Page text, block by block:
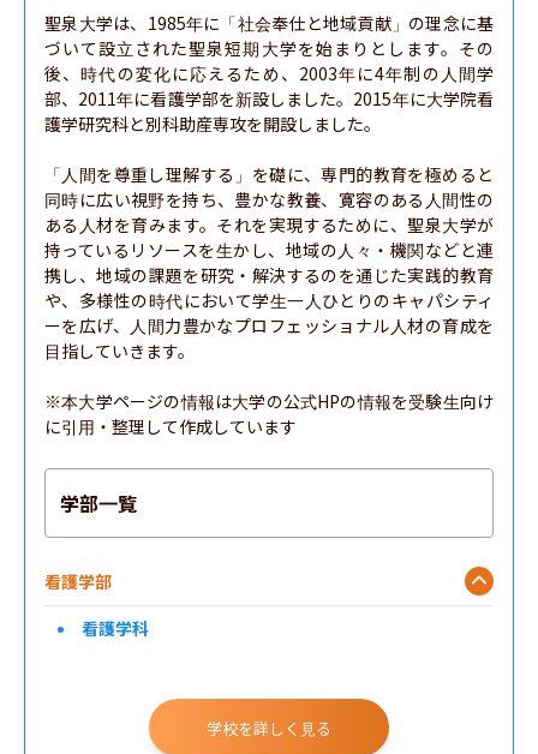
聖泉大学は、1985年に「社会奉仕と地域貢献」の理念に基
づいて設立された聖泉短期大学を始まりとします。その
後、時代の変化に応えるため、2003年に4年制の人間学
部、2011年に看護学部を新設しました。2015年に大学院看
護学研究科と別科助産専攻を開設しました。
「人間を尊重し理解する」を礎に、専門的教育を極めると
同時に広い視野を持ち、豊かな教養、寛容のある人間性の
ある人材を育みます。それを実現するために、聖泉大学が
持っているリソースを生かし、地域の人々・機関などと連
携し、地域の課題を研究・解決するのを通じた実践的教育
や、多様性の時代において学生一人ひとりのキャパシティ
ーを広げ、人間力豊かなプロフェッショナル人材の育成を
目指していきます。
※本大学ページの情報は大学の公式HPの情報を受験生向け
に引用・整理して作成しています
学部一覧
看護学部
看護学科
学校を詳しく見る